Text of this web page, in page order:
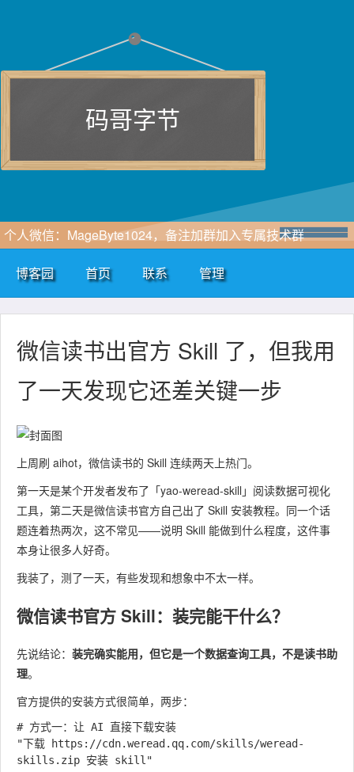
码哥字节
个人微信：MageByte1024，备注加群加入专属技术群
博客园 首页 联系 管理
微信读书出官方 Skill 了，但我用
了一天发现它还差关键一步
上周刷 aihot，微信读书的 Skill 连续两天上热门。
第一天是某个开发者发布了「yao-weread-skill」阅读数据可视化
工具，第二天是微信读书官方自己出了 Skill 安装教程。同一个话
题连着热两次，这不常见——说明 Skill 能做到什么程度，这件事
本身让很多人好奇。
我装了，测了一天，有些发现和想象中不太一样。
微信读书官方 Skill：装完能干什么？
先说结论： 装完确实能用，但它是一个数据查询工具，不是读书助
理。
官方提供的安装方式很简单，两步：
# 方式一：让 AI 直接下载安装
"下载 https://cdn.weread.qq.com/skills/weread-
skills.zip 安装 skill"